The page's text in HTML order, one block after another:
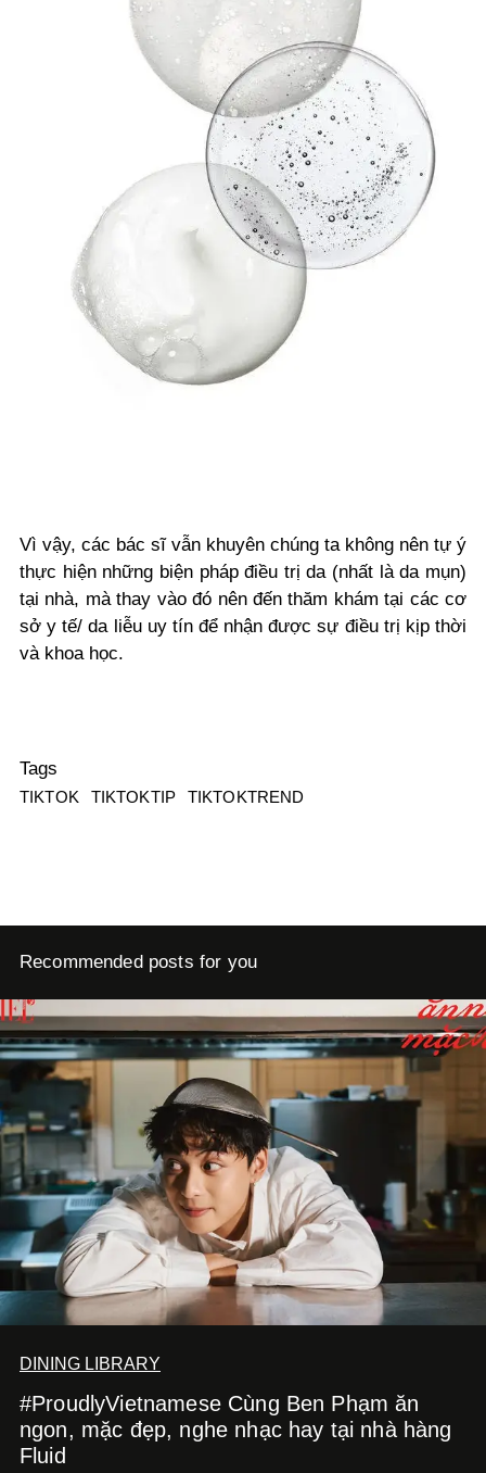
Vì vậy, các bác sĩ vẫn khuyên chúng ta không nên tự ý
thực hiện những biện pháp điều trị da (nhất là da mụn)
tại nhà, mà thay vào đó nên đến thăm khám tại các cơ
sở y tế/ da liễu uy tín để nhận được sự điều trị kịp thời
và khoa học.
Tags
TIKTOK TIKTOKTIP TIKTOKTREND
Recommended posts for you
DINING LIBRARY
#ProudlyVietnamese Cùng Ben Phạm ăn
ngon, mặc đẹp, nghe nhạc hay tại nhà hàng
Fluid